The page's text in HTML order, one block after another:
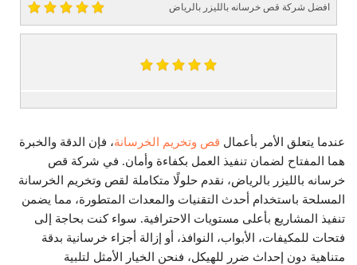
افضل شركة قص خرسانه بالليزر بالرياض
عندما يتعلق الأمر بأعمال قص وتخريم الخرسانة، فإن الدقة والخبرة
هما المفتاح لضمان تنفيذ العمل بكفاءة وأمان. في شركة قص
خرسانه بالليزر بالرياض، نقدم حلولًا متكاملة لقص وتخريم الخرسانة
المسلحة باستخدام أحدث التقنيات والمعدات المتطورة، مما يضمن
تنفيذ المشاريع بأعلى مستويات الاحترافية. سواء كنت بحاجة إلى
فتحات للمكيفات، الأبواب، النوافذ، أو إزالة أجزاء خرسانية بدقة
متناهية دون إحداث ضرر للهيكل، فنحن الخيار الأمثل لتلبية